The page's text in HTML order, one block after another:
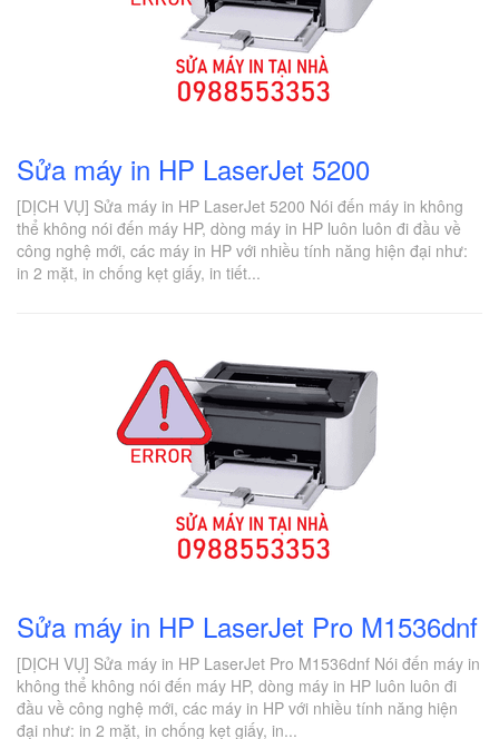
Sửa máy in HP LaserJet 5200
[DỊCH VỤ] Sửa máy in HP LaserJet 5200 Nói đến máy in không
thể không nói đến máy HP, dòng máy in HP luôn luôn đi đầu về
công nghệ mới, các máy in HP với nhiều tính năng hiện đại như:
in 2 mặt, in chống kẹt giấy, in tiết...
Sửa máy in HP LaserJet Pro M1536dnf
[DỊCH VỤ] Sửa máy in HP LaserJet Pro M1536dnf Nói đến máy in
không thể không nói đến máy HP, dòng máy in HP luôn luôn đi
đầu về công nghệ mới, các máy in HP với nhiều tính năng hiện
đại như: in 2 mặt, in chống kẹt giấy, in...